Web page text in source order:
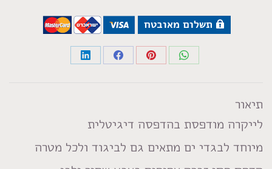
תשלום מאובטח
Share
Share
Share
Share
תיאור
לייקרה מודפסת בהדפסה דיגיטלית
מיוחד לבגדי ים מתאים גם לביגוד ולכל מטרה